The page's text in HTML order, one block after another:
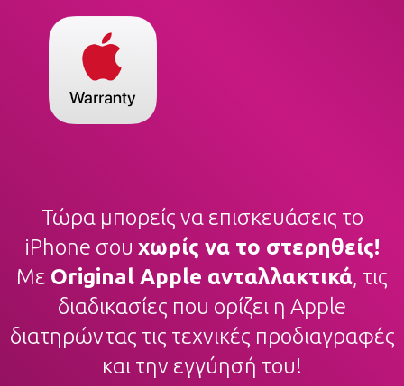
Τώρα μπορείς να επισκευάσεις το
iPhone σου χωρίς να το στερηθείς!
Με Original Apple ανταλλακτικά, τις
διαδικασίες που ορίζει η Apple
διατηρώντας τις τεχνικές προδιαγραφές
και την εγγύησή του!